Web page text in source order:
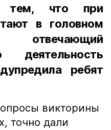
тем, что при
в головном
деятельность
ребят
викторины
точно дали